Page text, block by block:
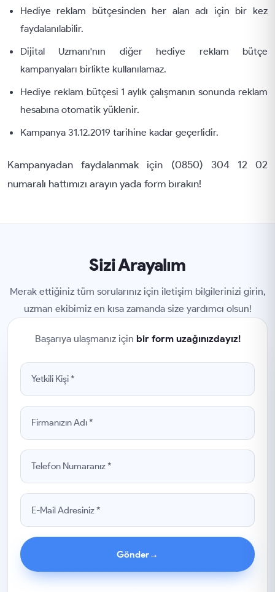
Hediye reklam bütçesinden her alan adı için bir kez
faydalanılabilir.
Dijital Uzmanı'nın diğer hediye reklam bütçe
kampanyaları birlikte kullanılamaz.
Hediye reklam bütçesi 1 aylık çalışmanın sonunda reklam
hesabına otomatik yüklenir.
Kampanya 31.12.2019 tarihine kadar geçerlidir.
Kampanyadan faydalanmak için (0850) 304 12 02
numaralı hattımızı arayın yada form bırakın!
Sizi Arayalım
Merak ettiğiniz tüm sorularınız için iletişim bilgilerinizi girin,
uzman ekibimiz en kısa zamanda size yardımcı olsun!
Başarıya ulaşmanız için bir form uzağınızdayız!
Gönder→